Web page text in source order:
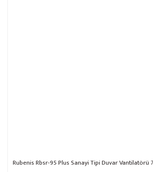
Rubenis Rbsr-95 Plus Sanayi Tipi Duvar Vantilatörü